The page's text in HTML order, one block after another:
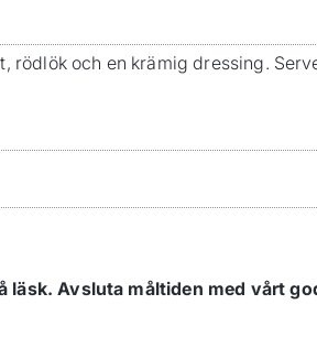
rödlök och en krämig dressing.
Avsluta måltiden med vårt